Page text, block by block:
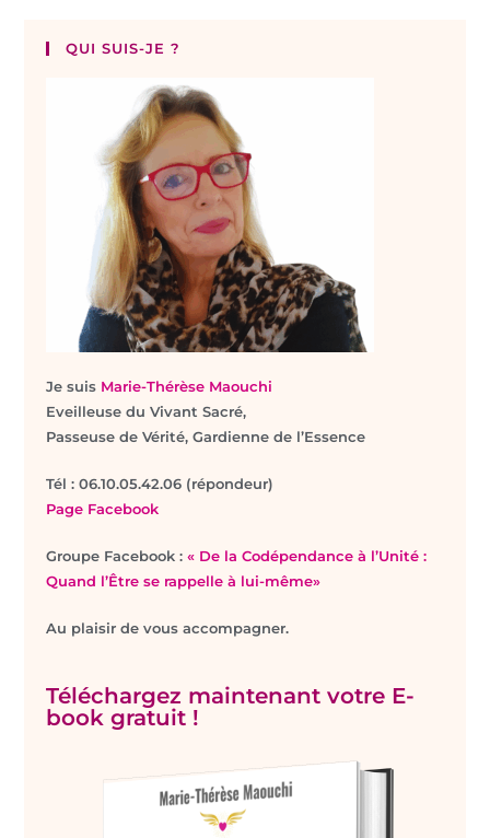
QUI SUIS-JE ?
Je suis Marie-Thérèse Maouchi
Eveilleuse du Vivant Sacré,
Passeuse de Vérité, Gardienne de l’Essence
Tél : 06.10.05.42.06 (répondeur)
Page Facebook
Groupe Facebook :« De la Codépendance à l’Unité :
Quand l’Être se rappelle à lui-même»
Au plaisir de vous accompagner.
Téléchargez maintenant votre E-
book gratuit !